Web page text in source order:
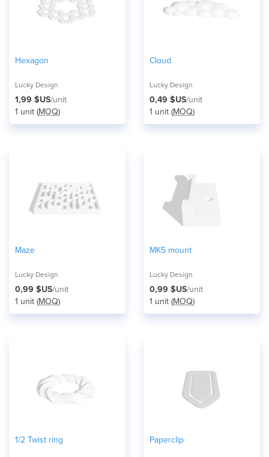
Hexagon
Lucky Design
1,99 $US/unit
1 unit (MOQ)
Cloud
Lucky Design
0,49 $US/unit
1 unit (MOQ)
Maze
Lucky Design
0,99 $US/unit
1 unit (MOQ)
MK5 mount
Lucky Design
0,99 $US/unit
1 unit (MOQ)
1/2 Twist ring Paperclip